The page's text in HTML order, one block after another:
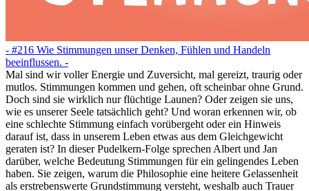
- #216 Wie Stimmungen unser Denken, Fühlen und Handeln
beeinflussen. -
Mal sind wir voller Energie und Zuversicht, mal gereizt, traurig oder
mutlos. Stimmungen kommen und gehen, oft scheinbar ohne Grund.
Doch sind sie wirklich nur flüchtige Launen? Oder zeigen sie uns,
wie es unserer Seele tatsächlich geht? Und woran erkennen wir, ob
eine schlechte Stimmung einfach vorübergeht oder ein Hinweis
darauf ist, dass in unserem Leben etwas aus dem Gleichgewicht
geraten ist? In dieser Pudelkern-Folge sprechen Albert und Jan
darüber, welche Bedeutung Stimmungen für ein gelingendes Leben
haben. Sie zeigen, warum die Philosophie eine heitere Gelassenheit
als erstrebenswerte Grundstimmung versteht, weshalb auch Trauer